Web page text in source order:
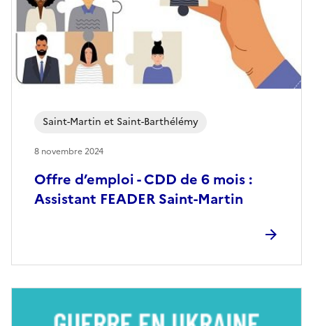
Offre d’emploi - CDD de 6 mois :
Assistant FEADER Saint-Martin
Saint-Martin et Saint-Barthélémy
8 novembre 2024